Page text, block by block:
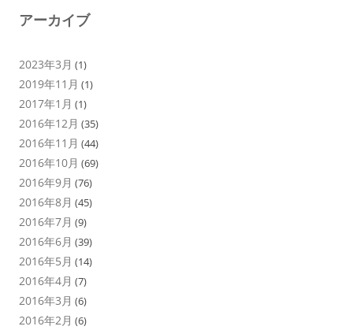
アーカイブ
2023年3月 (1)
2019年11月 (1)
2017年1月 (1)
2016年12月 (35)
2016年11月 (44)
2016年10月 (69)
2016年9月 (76)
2016年8月 (45)
2016年7月 (9)
2016年6月 (39)
2016年5月 (14)
2016年4月 (7)
2016年3月 (6)
2016年2月 (6)